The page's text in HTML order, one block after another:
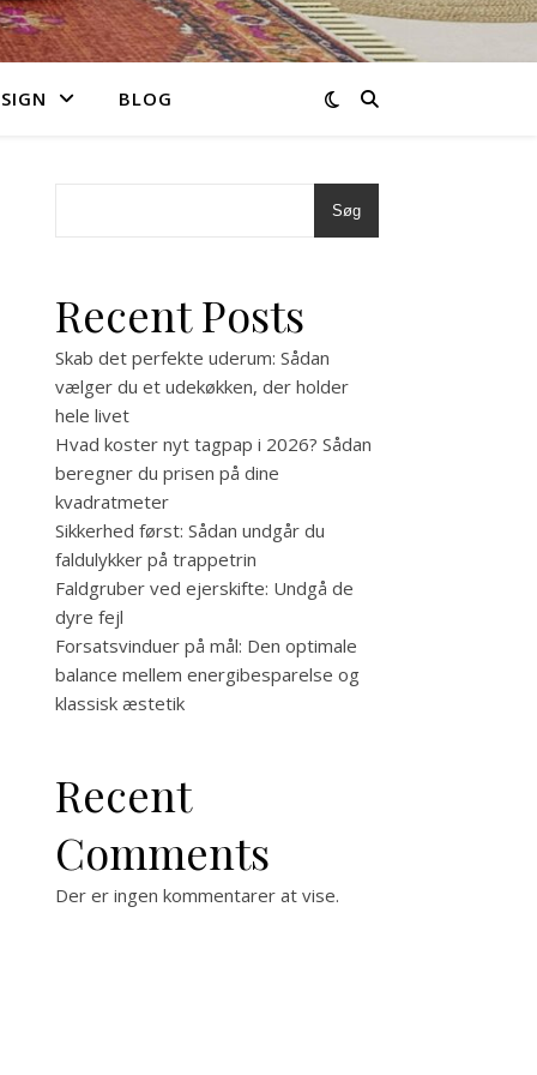
BLOG
Søg
Recent Posts
Skab det perfekte uderum: Sådan
vælger du et udekøkken, der holder
hele livet
Hvad koster nyt tagpap i 2026? Sådan
beregner du prisen på dine
kvadratmeter
Sikkerhed først: Sådan undgår du
faldulykker på trappetrin
Faldgruber ved ejerskifte: Undgå de
dyre fejl
Forsatsvinduer på mål: Den optimale
balance mellem energibesparelse og
klassisk æstetik
Recent
Comments
Der er ingen kommentarer at vise.